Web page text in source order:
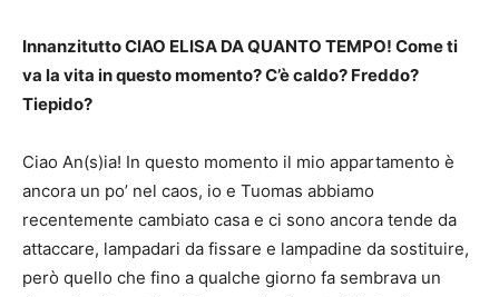
Innanzitutto CIAO ELISA DA QUANTO TEMPO! Come ti
va la vita in questo momento? C’è caldo? Freddo?
Tiepido?
Ciao An(s)ia! In questo momento il mio appartamento è
ancora un po’ nel caos, io e Tuomas abbiamo
recentemente cambiato casa e ci sono ancora tende da
attaccare, lampadari da fissare e lampadine da sostituire,
però quello che fino a qualche giorno fa sembrava un